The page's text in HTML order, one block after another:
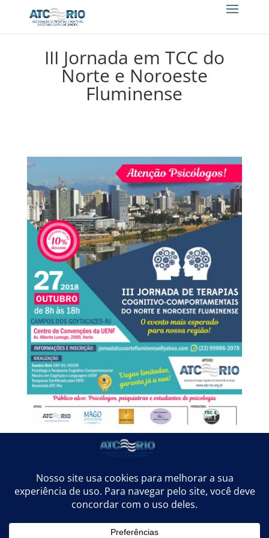
III Jornada em TCC do
Norte e Noroeste
Fluminense
Sócio ATC-RIO: 10% DE DESCONTO